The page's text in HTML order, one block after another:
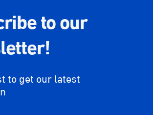
to our
to get our latest